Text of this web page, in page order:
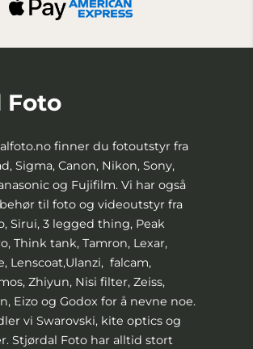
Foto
finner du fotoutstyr fra
Sigma, Canon, Nikon, Sony,
og Fujifilm. Vi har også
til foto og videoutstyr fra
Sirui, 3 legged thing, Peak
Think tank, Tamron, Lexar,
Lenscoat,Ulanzi, falcam,
Zhiyun, Nisi filter, Zeiss,
Eizo og Godox for å nevne noe.
vi Swarovski, kite optics og
Stjørdal Foto har alltid stort